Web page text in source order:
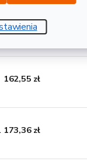
145,85 zł
162,55 zł
173,36 zł